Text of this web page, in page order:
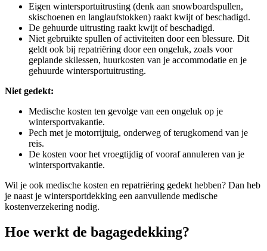
Eigen wintersportuitrusting (denk aan snowboardspullen,
skischoenen en langlaufstokken) raakt kwijt of beschadigd.
De gehuurde uitrusting raakt kwijt of beschadigd.
Niet gebruikte spullen of activiteiten door een blessure. Dit
geldt ook bij repatriëring door een ongeluk, zoals voor
geplande skilessen, huurkosten van je accommodatie en je
gehuurde wintersportuitrusting.
Niet gedekt:
Medische kosten ten gevolge van een ongeluk op je
wintersportvakantie.
Pech met je motorrijtuig, onderweg of terugkomend van je
reis.
De kosten voor het vroegtijdig of vooraf annuleren van je
wintersportvakantie.
Wil je ook medische kosten en repatriëring gedekt hebben? Dan heb
je naast je wintersportdekking een aanvullende medische
kostenverzekering nodig.
Hoe werkt de bagagedekking?